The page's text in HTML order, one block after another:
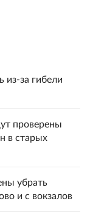
из-за гибели
проверены
в старых
убрать
и с вокзалов